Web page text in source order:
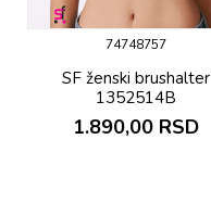
74748757
SF ženski brushalter
1352514B
1.890,00 RSD